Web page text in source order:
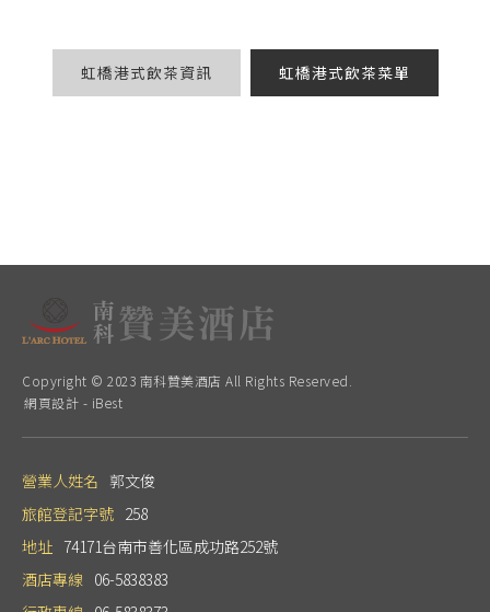
虹橋港式飲茶資訊 虹橋港式飲茶菜單
Copyright © 2023 南科贊美酒店 All Rights Reserved.
網頁設計 - iBest
營業人姓名 郭文俊
旅館登記字號 258
地址 74171台南市善化區成功路252號
酒店專線 06-5838383